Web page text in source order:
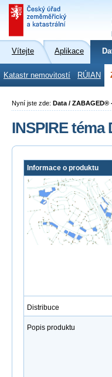
Vítejte Aplikace
Katastr nemovitostí RÚIAN
Nyní jste zde: Data / ZABAGED®
INSPIRE
Informace o produktu
Distribuce
Popis produktu